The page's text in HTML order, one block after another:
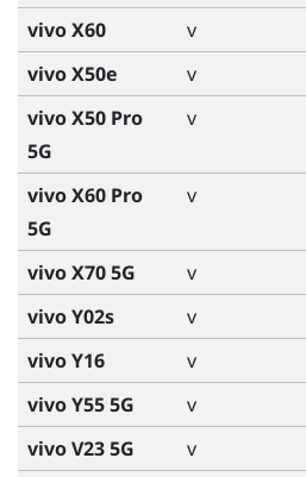
vivo X60
v
vivo X50e
v
vivo X50 Pro
5G
v
vivo X60 Pro
5G
v
vivo X70 5G v
vivo Y02s
v
vivo Y16
v
vivo Y55 5G
v
vivo V23 5G
v